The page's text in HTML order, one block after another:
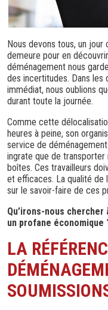
Nous devons tous, un jour
demeure pour en
déménagement nous
des incertitudes. Dans les
immédiat, nous oublions
durant toute la journée.
Comme cette
heures à peine, son
service de
ingrate que de
boîtes. Ces travailleurs
et efficaces. La qualité de
sur le savoir-faire de ces
Qu’irons-nous
un profane économique
LA